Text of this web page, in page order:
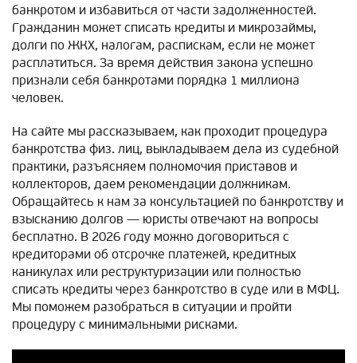
банкротом и избавиться от части задолженностей.
Гражданин может списать кредиты и микрозаймы,
долги по ЖКХ, налогам, распискам, если не может
расплатиться. За время действия закона успешно
признали себя банкротами порядка 1 миллиона
человек.
На сайте мы рассказываем, как проходит процедура
банкротства физ. лиц, выкладываем дела из судебной
практики, разъясняем полномочия приставов и
коллекторов, даем рекомендации должникам.
Обращайтесь к нам за консультацией по банкротству и
взысканию долгов — юристы отвечают на вопросы
бесплатно. В 2026 году можно договориться с
кредиторами об отсрочке платежей, кредитных
каникулах или реструктуризации или полностью
списать кредиты через банкротство в суде или в МФЦ.
Мы поможем разобраться в ситуации и пройти
процедуру с минимальными рисками.